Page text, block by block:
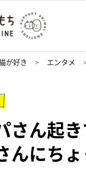
が好き エンタメ
さん起
んにち